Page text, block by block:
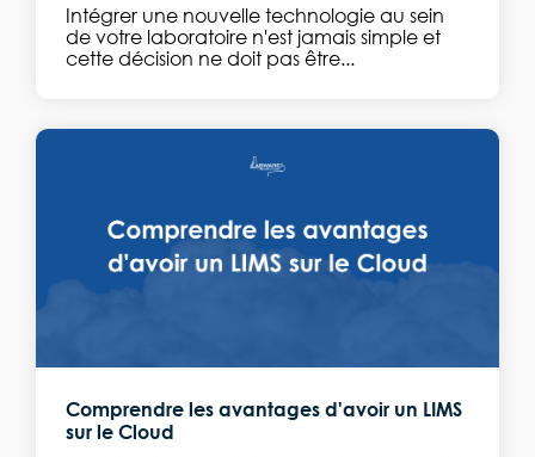
Intégrer une nouvelle technologie au sein
de votre laboratoire n'est jamais simple et
cette décision ne doit pas être...
Comprendre les avantages d'avoir un LIMS
sur le Cloud